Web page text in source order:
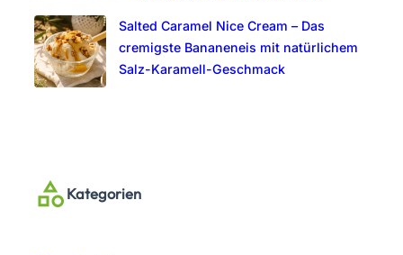
Salted Caramel Nice Cream – Das
cremigste Bananeneis mit natürlichem
Salz-Karamell-Geschmack
Kategorien